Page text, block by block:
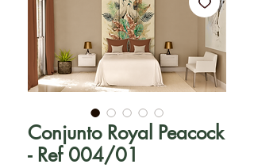
Conjunto Royal Peacock
- Ref 004/01